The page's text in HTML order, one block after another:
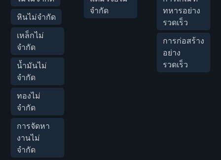
หินไม่จำกัด
เหล็กไม่
จำกัด
น้ำมันไม่
จำกัด
ทองไม่
จำกัด
การจัดหา
งานไม่
จำกัด
จำกัด
ทหารอย่าง
รวดเร็ว
การก่อสร้าง
อย่าง
รวดเร็ว